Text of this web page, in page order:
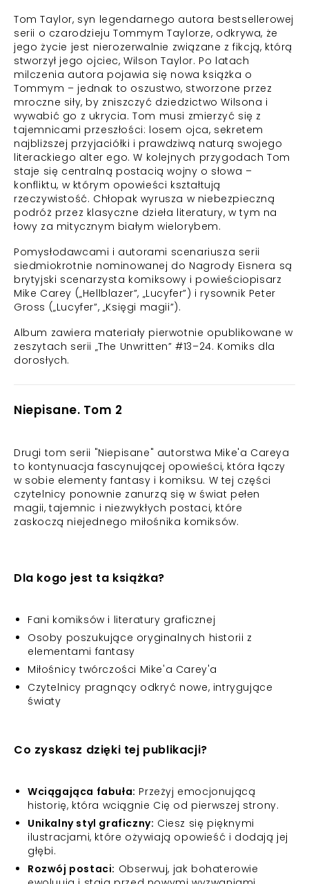
Tom Taylor, syn legendarnego autora bestsellerowej
serii o czarodzieju Tommym Taylorze, odkrywa, że
jego życie jest nierozerwalnie związane z fikcją, którą
stworzył jego ojciec, Wilson Taylor. Po latach
milczenia autora pojawia się nowa książka o
Tommym – jednak to oszustwo, stworzone przez
mroczne siły, by zniszczyć dziedzictwo Wilsona i
wywabić go z ukrycia. Tom musi zmierzyć się z
tajemnicami przeszłości: losem ojca, sekretem
najbliższej przyjaciółki i prawdziwą naturą swojego
literackiego alter ego. W kolejnych przygodach Tom
staje się centralną postacią wojny o słowa –
konfliktu, w którym opowieści kształtują
rzeczywistość. Chłopak wyrusza w niebezpieczną
podróż przez klasyczne dzieła literatury, w tym na
łowy za mitycznym białym wielorybem.
Pomysłodawcami i autorami scenariusza serii
siedmiokrotnie nominowanej do Nagrody Eisnera są
brytyjski scenarzysta komiksowy i powieściopisarz
Mike Carey („Hellblazer”, „Lucyfer”) i rysownik Peter
Gross („Lucyfer”, „Księgi magii”).
Album zawiera materiały pierwotnie opublikowane w
zeszytach serii „The Unwritten” #13–24. Komiks dla
dorosłych.
Niepisane. Tom 2
Drugi tom serii "Niepisane" autorstwa Mike'a Careya
to kontynuacja fascynującej opowieści, która łączy
w sobie elementy fantasy i komiksu. W tej części
czytelnicy ponownie zanurzą się w świat pełen
magii, tajemnic i niezwykłych postaci, które
zaskoczą niejednego miłośnika komiksów.
Dla kogo jest ta książka?
Fani komiksów i literatury graficznej
Osoby poszukujące oryginalnych historii z
elementami fantasy
Miłośnicy twórczości Mike'a Carey'a
Czytelnicy pragnący odkryć nowe, intrygujące
światy
Co zyskasz dzięki tej publikacji?
Wciągająca fabuła: Przeżyj emocjonującą
historię, która wciągnie Cię od pierwszej strony.
Unikalny styl graficzny: Ciesz się pięknymi
ilustracjami, które ożywiają opowieść i dodają jej
głębi.
Rozwój postaci: Obserwuj, jak bohaterowie